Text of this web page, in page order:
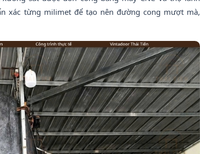
xác từng milimet để tạo nên đường cong mượt mà,